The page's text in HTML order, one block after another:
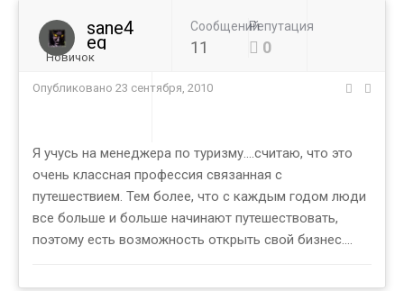
sane4
eg
Новичок
Сообщений
11
Репутация
0
Опубликовано 23 сентября, 2010
Я учусь на менеджера по туризму....считаю, что это
очень классная профессия связанная с
путешествием. Тем более, что с каждым годом люди
все больше и больше начинают путешествовать,
поэтому есть возможность открыть свой бизнес....